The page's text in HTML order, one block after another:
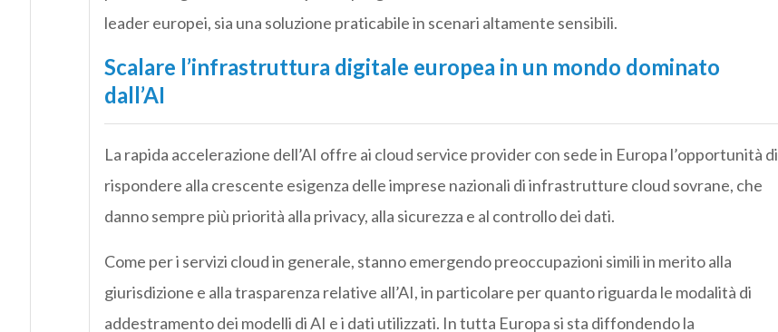
leader europei, sia una soluzione praticabile in scenari altamente sensibili.
Scalare l’infrastruttura digitale europea in un mondo dominato
dall’AI
La rapida accelerazione dell’AI offre ai cloud service provider con sede in Europa l’opportunità di
rispondere alla crescente esigenza delle imprese nazionali di infrastrutture cloud sovrane, che
danno sempre più priorità alla privacy, alla sicurezza e al controllo dei dati.
Come per i servizi cloud in generale, stanno emergendo preoccupazioni simili in merito alla
giurisdizione e alla trasparenza relative all’AI, in particolare per quanto riguarda le modalità di
addestramento dei modelli di AI e i dati utilizzati. In tutta Europa si sta diffondendo la